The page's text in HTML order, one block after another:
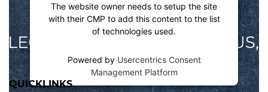
The website owner needs to setup the site
with their CMP to add this content to the list
of technologies used.
Powered by Usercentrics Consent
Management Platform
QUICKLINKS